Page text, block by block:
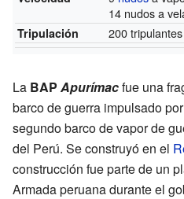
14 nudos a
Tripulación 200 tripulantes
La BAP Apurímacfue una
barco de guerra impulsado
segundo barco de vapor de
del Perú. Se construyó en el
construcción fue parte de un
Armada peruana durante el